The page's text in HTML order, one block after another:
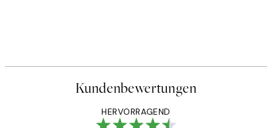
Kundenbewertungen
HERVORRAGEND